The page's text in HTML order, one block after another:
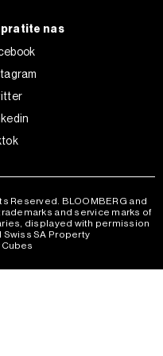
nas
Reserved. BLOOMBERG and
and service marks of
displayed with permission
SA Property
Cubes